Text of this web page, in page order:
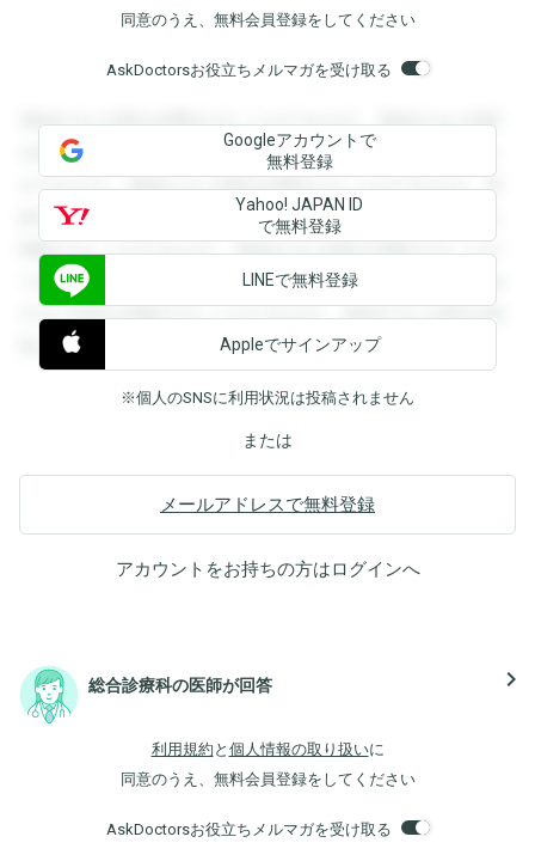
同意のうえ、無料会員登録をしてください
AskDoctorsお役立ちメルマガを受け取る
登録すると回答を閲覧することができます。登録すると回答
を閲覧することができます。登録すると回答を閲覧すること
ができます。登録すると回答を閲覧することができます。登
録すると回答を閲覧することができます。登録すると回答を
閲覧することができます。登録すると回答を閲覧することが
できます。登録すると回答を閲覧することができます。登録
すると回答を閲覧することができます。登録すると回答を閲
覧することができます。
Googleアカウントで
無料登録
Yahoo! JAPAN ID
で無料登録
LINEで無料登録
Appleでサインアップ
※個人のSNSに利用状況は投稿されません
または
メールアドレスで無料登録
アカウントをお持ちの方はログインへ
総合診療科の医師が回答 navigate_next
利用規約 と 個人情報の取り扱いに
同意のうえ、無料会員登録をしてください
AskDoctorsお役立ちメルマガを受け取る